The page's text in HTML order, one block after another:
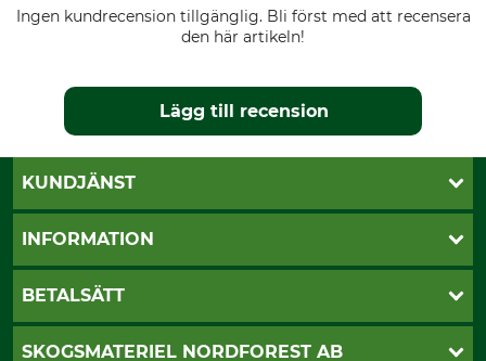
Ingen kundrecension tillgänglig. Bli först med att recensera
den här artikeln!
Lägg till recension
KUNDJÄNST
Öppettider
Vanliga frågor
INFORMATION
Butik Vansbro
BETALSÄTT
Klarna
SKOGSMATERIEL NORDFOREST AB